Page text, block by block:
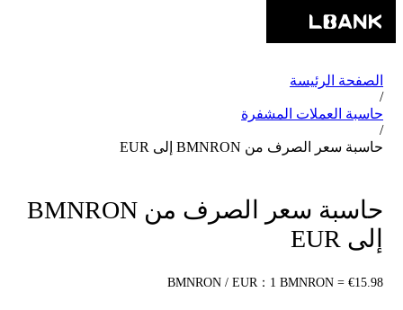
الصفحة الرئيسة
/
حاسبة العملات المشفرة
/
حاسبة سعر الصرف من BMNRON إلى EUR
حاسبة سعر الصرف من BMNRON
إلى EUR
BMNRON / EUR：1 BMNRON = €15.98